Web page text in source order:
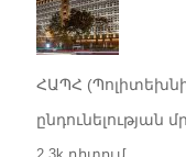
ՀԱՊՀ
ընդունելության